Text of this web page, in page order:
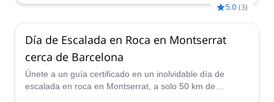
5.0 (3)
Día de Escalada en Roca en Montserrat
cerca de Barcelona
Únete a un guía certificado en un inolvidable día de
escalada en roca en Montserrat, a solo 50 km de